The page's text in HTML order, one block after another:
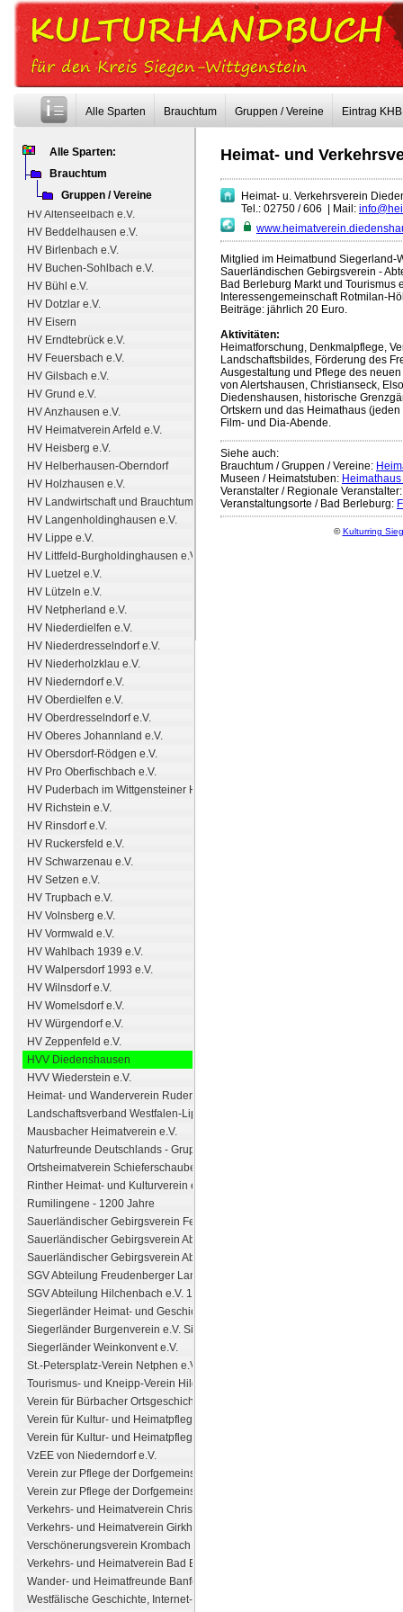
Alle Sparten Brauchtum Gruppen / Vereine Eintrag
Heimat- und
Heimat- u. Verkehrsverein
Tel.: 02750 / 606
Mail:
Mitglied im Heimatbund Siegerland-
Sauerländischen Gebirgsverein -
Bad Berleburg Markt und Tourismus
Interessengemeinschaft Rotmilan-
Beiträge: jährlich 20 Euro.
Aktivitäten:
Heimatforschung, Denkmalpflege,
Landschaftsbildes, Förderung des
Ausgestaltung und Pflege des
von Alertshausen, Christianseck,
Diedenshausen, historische
Ortskern und das Heimathaus
Film- und Dia-Abende.
Siehe auch:
Brauchtum / Gruppen / Vereine:
Museen / Heimatstuben:
Veranstalter / Regionale
Veranstaltungsorte / Bad Berleburg:
©Kulturring
Alle Sparten:
Brauchtum
Gruppen / Vereine
HuV Heuslingen-Bottenberg e.V.
HuV Hohenhain e.V.
HuV Netphetal-Afholderbach e.V.
HuV Neunkirchen e.V.
HuV Oberholzklau e.V.
HuV Oberschelden e.V.
HuV Plittershagen - Alte Heide e.V.
HuV Siegen - Seelbach e.V.
HuV Weidenhausen
HV Alte Burg Dreis-Tiefenbach e.V.
HV Altenseelbach e.V.
HV Beddelhausen e.V.
HV Birlenbach e.V.
HV Buchen-Sohlbach e.V.
HV Bühl e.V.
HV Dotzlar e.V.
HV Eisern
HV Erndtebrück e.V.
HV Feuersbach e.V.
HV Gilsbach e.V.
HV Grund e.V.
HV Anzhausen e.V.
HV Heimatverein Arfeld e.V.
HV Heisberg e.V.
HV Helberhausen-Oberndorf
HV Holzhausen e.V.
HV Landwirtschaft und Brauchtum Bad Berleburg e.V.
HV Langenholdinghausen e.V.
HV Lippe e.V.
HV Littfeld-Burgholdinghausen e.V.
HV Luetzel e.V.
HV Lützeln e.V.
HV Netpherland e.V.
HV Niederdielfen e.V.
HV Niederdresselndorf e.V.
HV Niederholzklau e.V.
HV Niederndorf e.V.
HV Oberdielfen e.V.
HV Oberdresselndorf e.V.
HV Oberes Johannland e.V.
HV Obersdorf-Rödgen e.V.
HV Pro Oberfischbach e.V.
HV Puderbach im Wittgensteiner HV
HV Richstein e.V.
HV Rinsdorf e.V.
HV Ruckersfeld e.V.
HV Schwarzenau e.V.
HV Setzen e.V.
HV Trupbach e.V.
HV Volnsberg e.V.
HV Vormwald e.V.
HV Wahlbach 1939 e.V.
HV Walpersdorf 1993 e.V.
HV Wilnsdorf e.V.
HV Womelsdorf e.V.
HV Würgendorf e.V.
HV Zeppenfeld e.V.
HVV Diedenshausen
HVV Wiederstein e.V.
Heimat- und Wanderverein Rudersdorf e.V.
Landschaftsverband Westfalen-Lippe
Mausbacher Heimatverein e.V.
Naturfreunde Deutschlands - Gruppe Siegen e.V.
Ortsheimatverein Schieferschaubergwerk Raumland
Rinther Heimat- und Kulturverein e.V.
Rumilingene - 1200 Jahre
Sauerländischer Gebirgsverein Ferndorf-Kreuztal
Sauerländischer Gebirgsverein Abt. Dahlbruch e.V.
Sauerländischer Gebirgsverein Abt. Müsen e.V.
SGV Abteilung Freudenberger Land e.V.
SGV Abteilung Hilchenbach e.V. 1891
Siegerländer Heimat- und Geschichtsverein
Siegerländer Burgenverein e.V. Siegen
Siegerländer Weinkonvent e.V.
St.-Petersplatz-Verein Netphen e.V.
Tourismus- und Kneipp-Verein Hilchenbach e.V.
Verein für Bürbacher Ortsgeschichte und Heimatpflege e. V.
Verein für Kultur- und Heimatpflege Niederlaasphe e.V.
Verein für Kultur- und Heimatpflege Schüllar-Wemlighausen
VzEE von Niederndorf e.V.
Verein zur Pflege der Dorfgemeinschaft Wunderthausen
Verein zur Pflege der Dorfgemeinschaft in Ferndorf e.V.
Verkehrs- und Heimatverein Christianseck
Verkehrs- und Heimatverein Girkhausen
Verschönerungsverein Krombach e.V.
Verkehrs- und Heimatverein Bad Berleburg e.V.
Wander- und Heimatfreunde Banfetal e.V.
Westfälische Geschichte, Internet-Portal